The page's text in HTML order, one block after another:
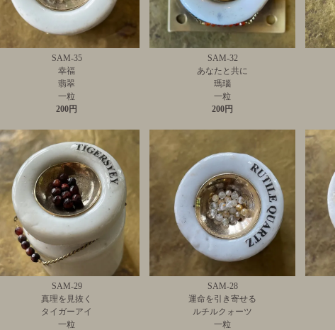
SAM-35
幸福
翡翠
一粒
200円
SAM-32
あなたと共に
瑪瑙
一粒
200円
SAM-29
真理を見抜く
タイガーアイ
一粒
SAM-28
運命を引き寄せる
ルチルクォーツ
一粒